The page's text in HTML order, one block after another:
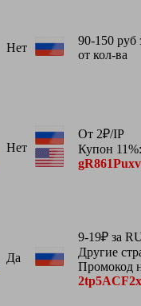
Нет
90-150 руб
от кол-ва
Нет
От 2₽/IP
Купон 11%:
Да
9-19₽ за
Другие
Промокод